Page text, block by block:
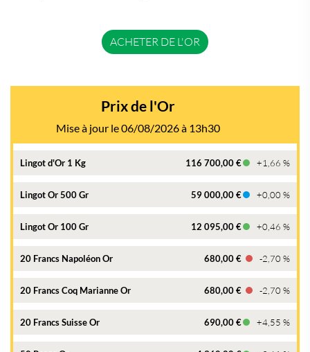
ACHETER DE L'OR
Prix de l'Or
Mise à jour le 06/08/2026 à 13h30
Lingot d'Or 1 Kg 116 700,00 € +1,66 %
Lingot Or 500 Gr 59 000,00 € +0,00 %
Lingot Or 100 Gr 12 095,00 € +0,46 %
20 Francs Napoléon Or 680,00 € -2,70 %
20 Francs Coq Marianne Or 680,00 € -2,70 %
20 Francs Suisse Or 690,00 € +4,55 %